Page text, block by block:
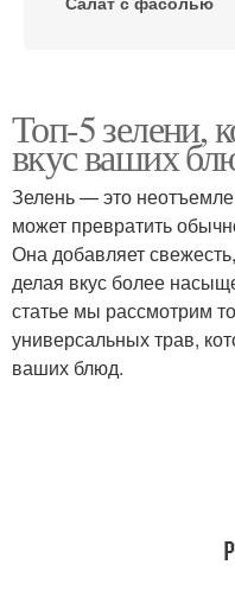
Топ-5 зелени,
вкус ваших
Зелень — это
может превратить
Она добавляет
делая вкус более
статье мы рассмотрим
универсальных трав,
ваших блюд.